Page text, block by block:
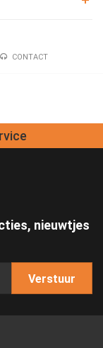
CONTACT
nieuwtjes
Verstuur